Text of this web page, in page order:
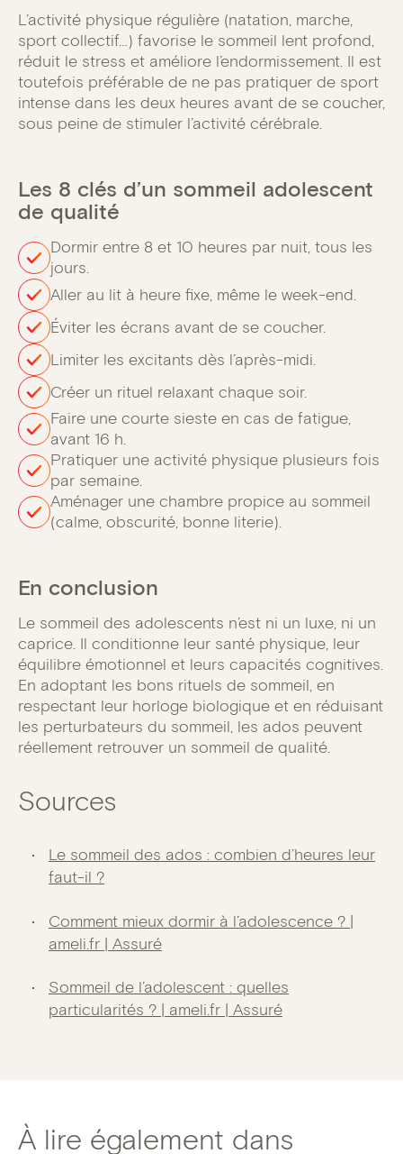
L’activité physique régulière (natation, marche,
sport collectif…) favorise le sommeil lent profond,
réduit le stress et améliore l’endormissement. Il est
toutefois préférable de ne pas pratiquer de sport
intense dans les deux heures avant de se coucher,
sous peine de stimuler l’activité cérébrale.
Les 8 clés d’un sommeil adolescent
de qualité
Dormir entre 8 et 10 heures par nuit, tous les
jours.
Aller au lit à heure fixe, même le week-end.
Éviter les écrans avant de se coucher.
Limiter les excitants dès l’après-midi.
Créer un rituel relaxant chaque soir.
Faire une courte sieste en cas de fatigue,
avant 16 h.
Pratiquer une activité physique plusieurs fois
par semaine.
Aménager une chambre propice au sommeil
(calme, obscurité, bonne literie).
En conclusion
Le sommeil des adolescents n’est ni un luxe, ni un
caprice. Il conditionne leur santé physique, leur
équilibre émotionnel et leurs capacités cognitives.
En adoptant les bons rituels de sommeil, en
respectant leur horloge biologique et en réduisant
les perturbateurs du sommeil, les ados peuvent
réellement retrouver un sommeil de qualité.
Sources
Le sommeil des ados : combien d’heures leur
faut-il ?
Comment mieux dormir à l’adolescence ? |
ameli.fr | Assuré
Sommeil de l’adolescent : quelles
particularités ? | ameli.fr | Assuré
À lire également dans